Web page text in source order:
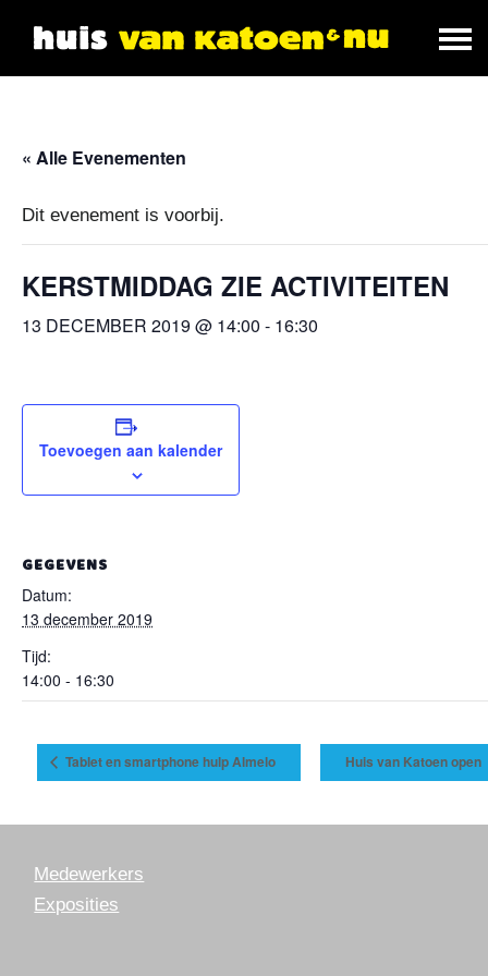
« Alle Evenementen
Dit evenement is voorbij.
KERSTMIDDAG ZIE ACTIVITEITEN
13 DECEMBER 2019 @ 14:00 - 16:30
Toevoegen aan kalender
GEGEVENS
Datum:
13 december 2019
Tijd:
14:00 - 16:30
Tablet en smartphone hulp Almelo Huis van Katoen open
Medewerkers
Exposities